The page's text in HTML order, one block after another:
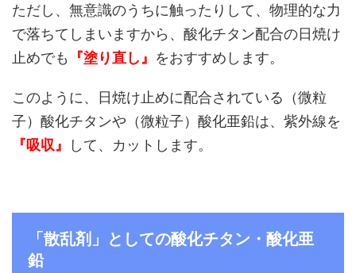
ただし、無意識のうちに触ったりして、物理的な力
で落ちてしまいますから、酸化チタン配合の日焼け
止めでも
『塗り直し』 をおすすめします。
このように、日焼け止めに配合されている（微粒
子）酸化チタンや（微粒子）酸化亜鉛は、紫外線を
『吸収』
して、カットします。
「散乱剤」としての酸化チタン・酸化亜
鉛